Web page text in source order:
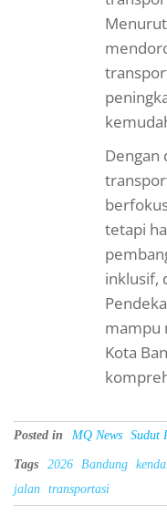
Dengan
tetapi
inklusif,
mampu
Kota
Posted in MQ News Sudut
Tags 2026 Bandung
jalan transportasi